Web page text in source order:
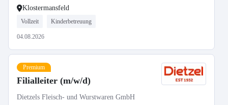
Klostermansfeld
Vollzeit Kinderbetreuung
04.08.2026
Premium
Filialleiter (m/w/d)
Dietzels Fleisch- und Wurstwaren GmbH